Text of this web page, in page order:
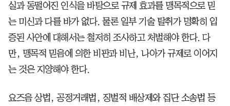
실과 동떨어진 인식을 바탕으로 규제 효과를 맹목적으로 믿
는 미신과 다를 바가 없다. 물론 일부 기술 탈취가 명확히 입
증된 사안에 대해서는 철저히 조사하고 처벌해야 한다. 다
만, 맹목적 믿음에 의한 비판과 비난, 나아가 규제로 이어지
는 것은 지양해야 한다.
요즈음 상법, 공정거래법, 징벌적 배상제와 집단 소송법 등